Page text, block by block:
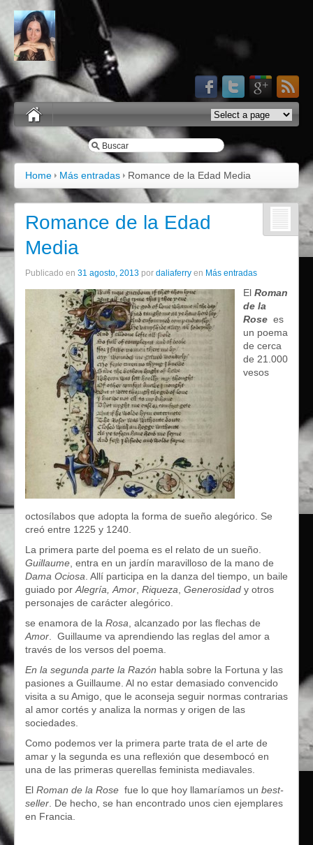
Home Más entradas Romance de la Edad Media
Romance de la Edad
Media
Publicado en 31 agosto, 2013 por daliaferry en Más entradas
El Roman
de la
Rose es
un poema
de cerca
de 21.000
vesos
octosílabos que adopta la forma de sueño alegórico. Se
creó entre 1225 y 1240.
La primera parte del poema es el relato de un sueño.
Guillaume , entra en un jardín maravilloso de la mano de
Dama Ociosa . Allí participa en la danza del tiempo, un baile
guiado por Alegría, Amor Riqueza Generosidad y otros
personajes de carácter alegórico.
se enamora de la Rosa , alcanzado por las flechas de
Amor . Guillaume va aprendiendo las reglas del amor a
través de los versos del poema.
En la segunda parte la Razón habla sobre la Fortuna y las
pasiones a Guillaume. Al no estar demasiado convencido
visita a su Amigo, que le aconseja seguir normas contrarias
al amor cortés y analiza la normas y origen de las
sociedades.
Como podemos ver la primera parte trata de el arte de
amar y la segunda es una reflexión que desembocó en
una de las primeras querellas feminista mediavales.
El Roman de la Rose fue lo que hoy llamaríamos un best-
seller . De hecho, se han encontrado unos cien ejemplares
en Francia.